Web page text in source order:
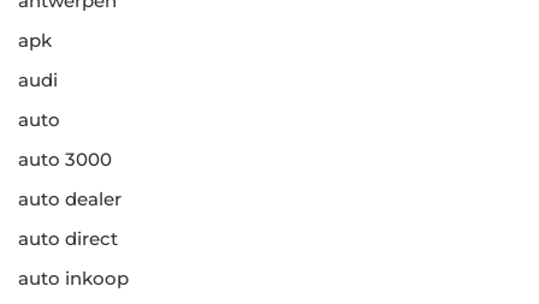
apk
audi
auto
auto 3000
auto dealer
auto direct
auto inkoop